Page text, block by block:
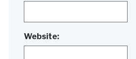
Website: